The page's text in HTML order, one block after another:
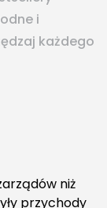
i
każdego
niż
przychody